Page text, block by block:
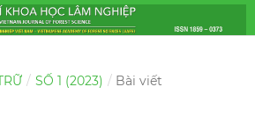
/ SỐ 1 (2023) / Bài viết